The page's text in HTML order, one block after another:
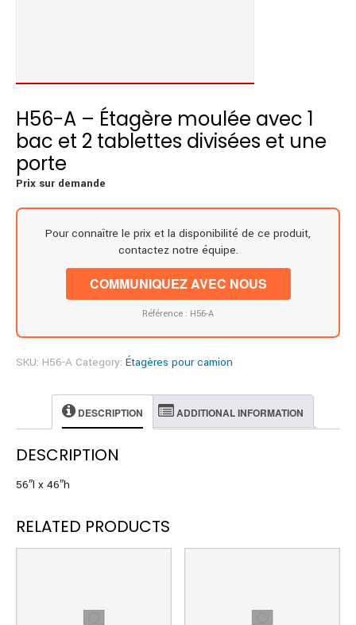
H56-A – Étagère moulée avec 1
bac et 2 tablettes divisées et une
porte
Prix sur demande
Pour connaître le prix et la disponibilité de ce produit,
contactez notre équipe.
COMMUNIQUEZ AVEC NOUS
Référence : H56-A
SKU: H56-A Category: Étagères pour camion
DESCRIPTION ADDITIONAL INFORMATION
DESCRIPTION
56″l x 46″h
RELATED PRODUCTS